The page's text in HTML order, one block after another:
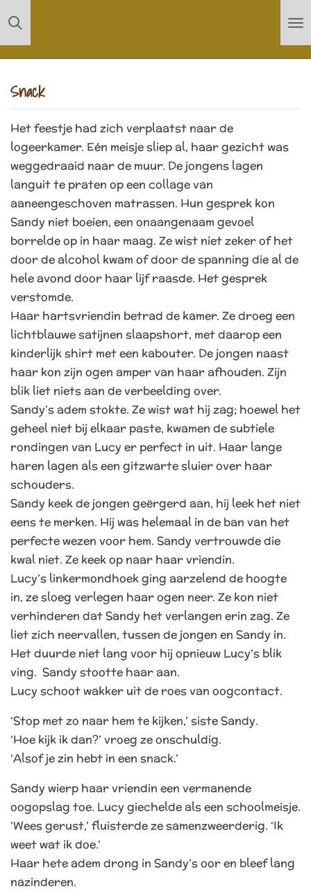
Ga
hoofdinhoud
Snack
Het feestje had zich verplaatst naar de
logeerkamer. Eén meisje sliep al, haar gezicht was
weggedraaid naar de muur. De jongens lagen
languit te praten op een collage van
aaneengeschoven matrassen. Hun gesprek kon
Sandy niet boeien, een onaangenaam gevoel
borrelde op in haar maag. Ze wist niet zeker of het
door de alcohol kwam of door de spanning die al de
hele avond door haar lijf raasde. Het gesprek
verstomde.
Haar hartsvriendin betrad de kamer. Ze droeg een
lichtblauwe satijnen slaapshort, met daarop een
kinderlijk shirt met een kabouter. De jongen naast
haar kon zijn ogen amper van haar afhouden. Zijn
blik liet niets aan de verbeelding over.
Sandy’s adem stokte. Ze wist wat hij zag; hoewel het
geheel niet bij elkaar paste, kwamen de subtiele
rondingen van Lucy er perfect in uit. Haar lange
haren lagen als een gitzwarte sluier over haar
schouders.
Sandy keek de jongen geërgerd aan, hij leek het niet
eens te merken. Hij was helemaal in de ban van het
perfecte wezen voor hem. Sandy vertrouwde die
kwal niet. Ze keek op naar haar vriendin.
Lucy’s linkermondhoek ging aarzelend de hoogte
in, ze sloeg verlegen haar ogen neer. Ze kon niet
verhinderen dat Sandy het verlangen erin zag. Ze
liet zich neervallen, tussen de jongen en Sandy in.
Het duurde niet lang voor hij opnieuw Lucy’s blik
ving. Sandy stootte haar aan.
Lucy schoot wakker uit de roes van oogcontact.
‘Stop met zo naar hem te kijken,’ siste Sandy.
‘Hoe kijk ik dan?’ vroeg ze onschuldig.
‘Alsof je zin hebt in een snack.’
Sandy wierp haar vriendin een vermanende
oogopslag toe. Lucy giechelde als een schoolmeisje.
‘Wees gerust,’ fluisterde ze samenzweerderig. ‘Ik
weet wat ik doe.’
Haar hete adem drong in Sandy’s oor en bleef lang
nazinderen.